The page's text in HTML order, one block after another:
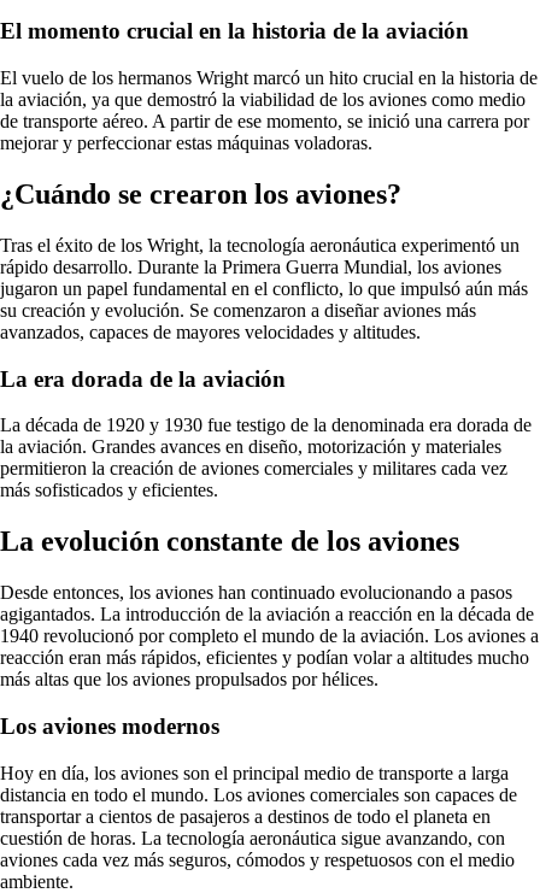
El momento crucial en la historia de la aviación
El vuelo de los hermanos Wright marcó un hito crucial en la historia de
la aviación, ya que demostró la viabilidad de los aviones como medio
de transporte aéreo. A partir de ese momento, se inició una carrera por
mejorar y perfeccionar estas máquinas voladoras.
¿Cuándo se crearon los aviones?
Tras el éxito de los Wright, la tecnología aeronáutica experimentó un
rápido desarrollo. Durante la Primera Guerra Mundial, los aviones
jugaron un papel fundamental en el conflicto, lo que impulsó aún más
su creación y evolución. Se comenzaron a diseñar aviones más
avanzados, capaces de mayores velocidades y altitudes.
La era dorada de la aviación
La década de 1920 y 1930 fue testigo de la denominada era dorada de
la aviación. Grandes avances en diseño, motorización y materiales
permitieron la creación de aviones comerciales y militares cada vez
más sofisticados y eficientes.
La evolución constante de los aviones
Desde entonces, los aviones han continuado evolucionando a pasos
agigantados. La introducción de la aviación a reacción en la década de
1940 revolucionó por completo el mundo de la aviación. Los aviones a
reacción eran más rápidos, eficientes y podían volar a altitudes mucho
más altas que los aviones propulsados por hélices.
Los aviones modernos
Hoy en día, los aviones son el principal medio de transporte a larga
distancia en todo el mundo. Los aviones comerciales son capaces de
transportar a cientos de pasajeros a destinos de todo el planeta en
cuestión de horas. La tecnología aeronáutica sigue avanzando, con
aviones cada vez más seguros, cómodos y respetuosos con el medio
ambiente.